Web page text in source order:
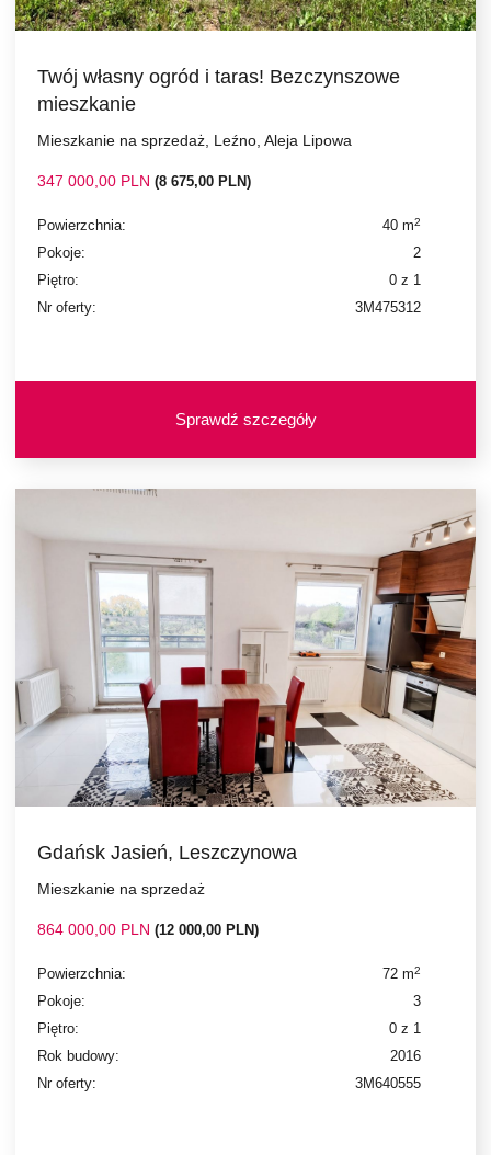
Twój własny ogród i taras! Bezczynszowe
mieszkanie
Mieszkanie na sprzedaż, Leźno, Aleja Lipowa
347 000,00 PLN (8 675,00 PLN)
Powierzchnia: 40 m2
Pokoje:
2
Piętro:
0 z 1
Nr oferty:
3M475312
Sprawdź szczegóły
Gdańsk Jasień, Leszczynowa
Mieszkanie na sprzedaż
864 000,00 PLN (12 000,00 PLN)
Powierzchnia: 72 m2
Pokoje:
3
Piętro:
0 z 1
Rok budowy:
2016
Nr oferty:
3M640555